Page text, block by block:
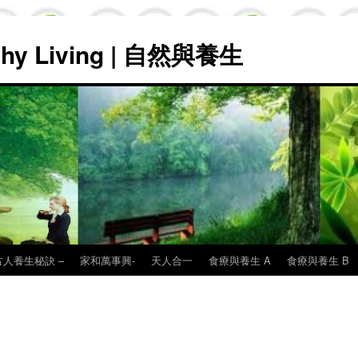
Living | 自然與養生
人養生秘訣 – 家和萬事興- 天人合一 食療與養生 A 食療與養生 B